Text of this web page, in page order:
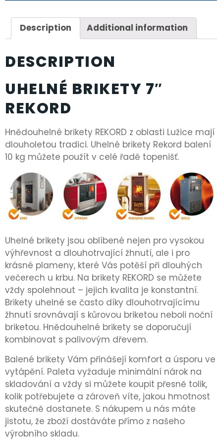
Description Additional information
DESCRIPTION
UHELNÉ BRIKETY 7″
REKORD
Hnědouhelné brikety REKORD z oblasti Lužice mají
dlouholetou tradici. Uhelné brikety Rekord balení
10 kg můžete použít v celé řadě topenišť.
Uhelné brikety jsou oblíbené nejen pro vysokou
výhřevnost a dlouhotrvající žhnutí, ale i pro
krásné plameny, které Vás potěší při dlouhých
večerech u krbu. Na brikety REKORD se můžete
vždy spolehnout – jejich kvalita je konstantní.
Brikety uhelné se často díky dlouhotrvajícímu
žhnutí srovnávají s kůrovou briketou neboli noční
briketou. Hnědouhelné brikety se doporučují
kombinovat s palivovým dřevem.
Balené brikety Vám přinášejí komfort a úsporu ve
vytápění. Paleta vyžaduje minimální nárok na
skladování a vždy si můžete koupit přesně tolik,
kolik potřebujete a zároveň víte, jakou hmotnost
skutečně dostanete. S nákupem u nás máte
jistotu, že zboží dostáváte přímo z našeho
výrobního skladu.